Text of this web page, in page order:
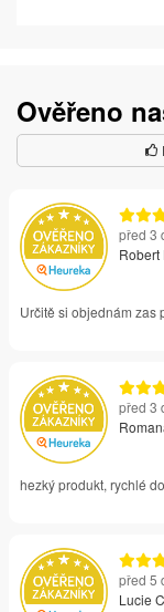
Ověřeno
před 3
Robert
Určitě si objednám zas
před 3
hezký produkt, rychlé
před 5
Lucie